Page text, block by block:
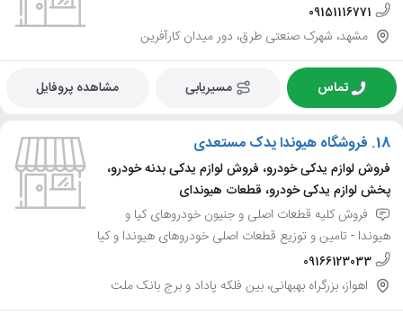
09151116771
مشهد، شهرک صنعتی طرق، دور میدان کارآفرین
تماس مسیریابی مشاهده پروفایل
18. فروشگاه هیوندا یدک مستعدی
فروش لوازم یدکی خودرو، فروش لوازم یدکی بدنه خودرو،
پخش لوازم یدکی خودرو، قطعات هیوندای
فروش کلیه قطعات اصلی و جنیون خودروهای کیا و
هیوندا - تامین و توزیع قطعات اصلی خودروهای هیوندا و کیا
09166123033
اهواز، بزرگراه بهبهانی، بین فلکه پاداد و برج بانک ملت